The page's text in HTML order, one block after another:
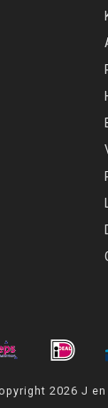
2026 J